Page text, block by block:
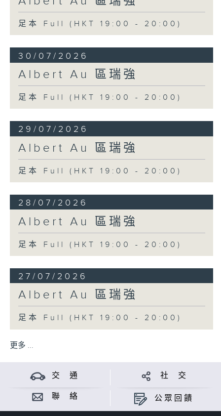
足本 Full (HKT 19:00 - 20:00)
30/07/2026
Albert Au 區瑞強
足本 Full (HKT 19:00 - 20:00)
29/07/2026
Albert Au 區瑞強
足本 Full (HKT 19:00 - 20:00)
28/07/2026
Albert Au 區瑞強
足本 Full (HKT 19:00 - 20:00)
27/07/2026
Albert Au 區瑞強
足本 Full (HKT 19:00 - 20:00)
更多 ...
交 通 社 交
聯 絡 公眾回饋